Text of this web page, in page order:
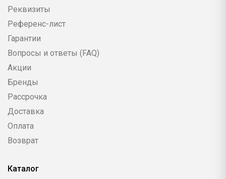
Реквизиты
Референс-лист
Гарантии
Вопросы и ответы (FAQ)
Акции
Бренды
Рассрочка
Доставка
Оплата
Возврат
Каталог